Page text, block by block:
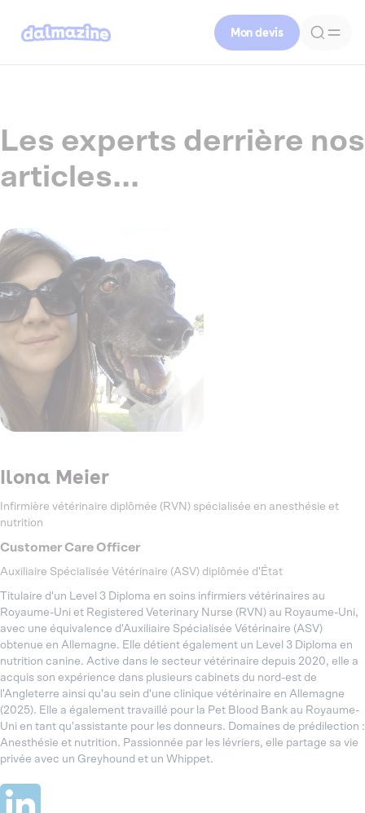
Mon devis
Les experts derrière nos
articles...
Ilona Meier
Infirmière vétérinaire diplômée (RVN) spécialisée en anesthésie et
nutrition
Customer Care Officer
Auxiliaire Spécialisée Vétérinaire (ASV) diplômée d'État
Titulaire d'un Level 3 Diploma en soins infirmiers vétérinaires au
Royaume-Uni et Registered Veterinary Nurse (RVN) au Royaume-Uni,
avec une équivalence d'Auxiliaire Spécialisée Vétérinaire (ASV)
obtenue en Allemagne. Elle détient également un Level 3 Diploma en
nutrition canine. Active dans le secteur vétérinaire depuis 2020, elle a
acquis son expérience dans plusieurs cabinets du nord-est de
l'Angleterre ainsi qu'au sein d'une clinique vétérinaire en Allemagne
(2025). Elle a également travaillé pour la Pet Blood Bank au Royaume-
Uni en tant qu'assistante pour les donneurs. Domaines de prédilection :
Anesthésie et nutrition. Passionnée par les lévriers, elle partage sa vie
privée avec un Greyhound et un Whippet.